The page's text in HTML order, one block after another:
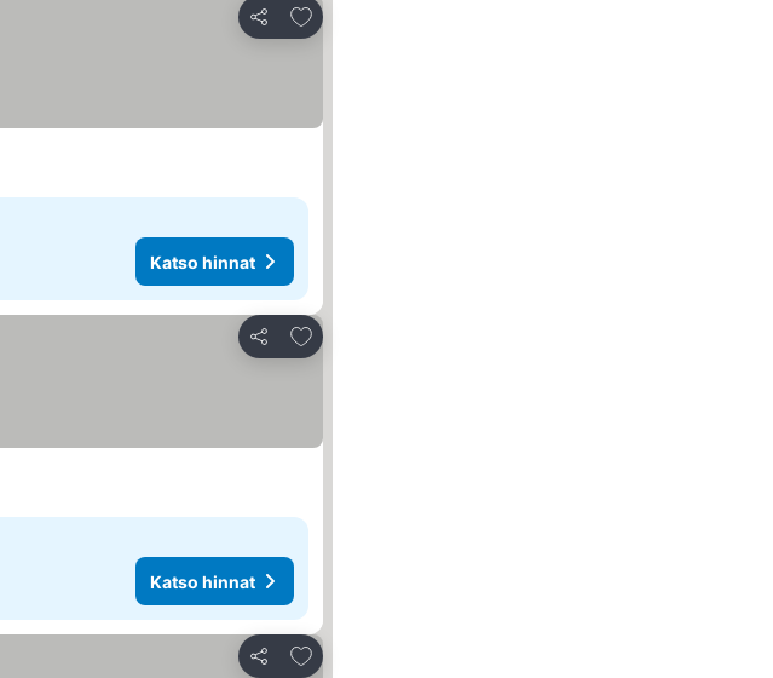
Jaa
Lisää suosikkeihin
Katso hinnat
Jaa
Lisää suosikkeihin
Katso hinnat
Jaa
Lisää suosikkeihin